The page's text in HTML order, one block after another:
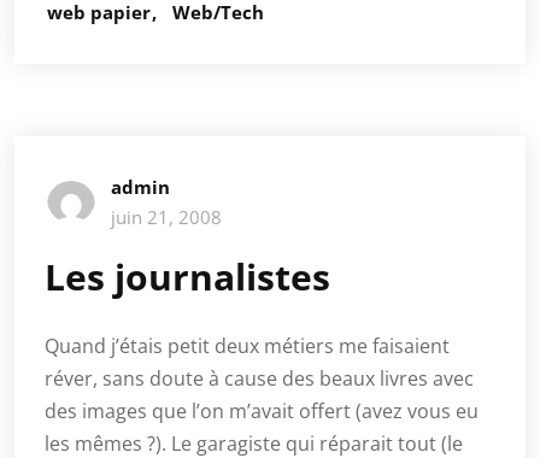
web papier
Web/Tech
admin
juin 21, 2008
Les journalistes
Quand j’étais petit deux métiers me faisaient
réver, sans doute à cause des beaux livres avec
des images que l’on m’avait offert (avez vous eu
les mêmes ?). Le garagiste qui réparait tout (le